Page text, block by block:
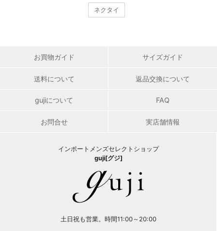
ネクタイ
お買物ガイド サイズガイド
送料について 返品交換について
gujiについて FAQ
お問合せ 実店舗情報
インポートメンズセレクトショップ
guji[グジ]
土日祝も営業。時間11:00～20:00